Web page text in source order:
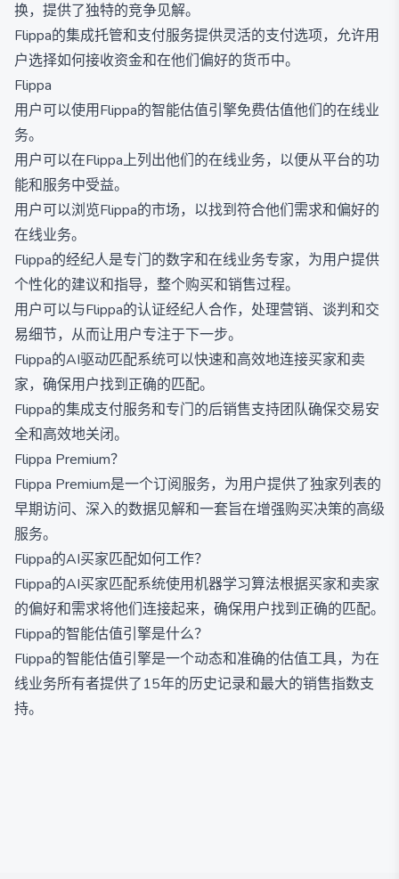
换，提供了独特的竞争见解。
Flippa的集成托管和支付服务提供灵活的支付选项，允许用
户选择如何接收资金和在他们偏好的货币中。
Flippa
用户可以使用Flippa的智能估值引擎免费估值他们的在线业
务。
用户可以在Flippa上列出他们的在线业务，以便从平台的功
能和服务中受益。
用户可以浏览Flippa的市场，以找到符合他们需求和偏好的
在线业务。
Flippa的经纪人是专门的数字和在线业务专家，为用户提供
个性化的建议和指导，整个购买和销售过程。
用户可以与Flippa的认证经纪人合作，处理营销、谈判和交
易细节，从而让用户专注于下一步。
Flippa的AI驱动匹配系统可以快速和高效地连接买家和卖
家，确保用户找到正确的匹配。
Flippa的集成支付服务和专门的后销售支持团队确保交易安
全和高效地关闭。
Flippa Premium？
Flippa Premium是一个订阅服务，为用户提供了独家列表的
早期访问、深入的数据见解和一套旨在增强购买决策的高级
服务。
Flippa的AI买家匹配如何工作？
Flippa的AI买家匹配系统使用机器学习算法根据买家和卖家
的偏好和需求将他们连接起来，确保用户找到正确的匹配。
Flippa的智能估值引擎是什么？
Flippa的智能估值引擎是一个动态和准确的估值工具，为在
线业务所有者提供了15年的历史记录和最大的销售指数支
持。